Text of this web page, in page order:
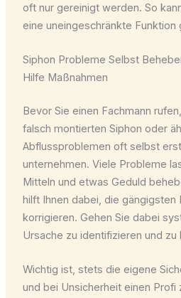
oft nur gereinigt werden. So
eine uneingeschränkte Funktion
Siphon Probleme Selbst
Hilfe Maßnahmen
Bevor Sie einen Fachmann
falsch montierten Siphon oder
Abflussproblemen oft selbst
unternehmen. Viele Probleme
Mitteln und etwas Geduld
hilft Ihnen dabei, die gängigsten
korrigieren. Gehen Sie dabei
Ursache zu identifizieren und zu
Wichtig ist, stets die eigene
und bei Unsicherheit einen Profi